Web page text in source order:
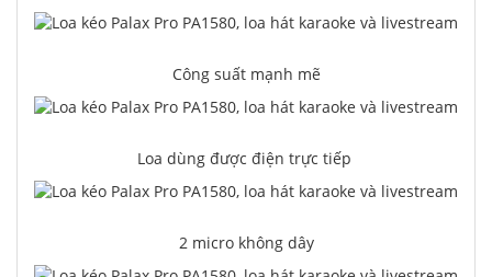
Công suất mạnh mẽ
Loa dùng được điện trực tiếp
2 micro không dây